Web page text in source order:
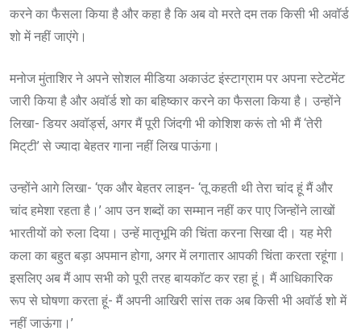
करने का फैसला किया है और कहा है कि अब वो मरते दम तक किसी भी अवॉर्ड
शो में नहीं जाएंगे।
मनोज मुंताशिर ने अपने सोशल मीडिया अकाउंट इंस्टाग्राम पर अपना स्टेटमेंट
जारी किया है और अवॉर्ड शो का बहिष्कार करने का फैसला किया है। उन्होंने
लिखा- डियर अवॉर्ड्स, अगर मैं पूरी जिंदगी भी कोशिश करूं तो भी मैं ‘तेरी
मिट्‌टी’ से ज्यादा बेहतर गाना नहीं लिख पाऊंगा।
उन्होंने आगे लिखा- ‘एक और बेहतर लाइन- ‘तू कहती थी तेरा चांद हूं मैं और
चांद हमेशा रहता है।’ आप उन शब्दों का सम्मान नहीं कर पाए जिन्होंने लाखों
भारतीयों को रुला दिया। उन्हें मातृभूमि की चिंता करना सिखा दी। यह मेरी
कला का बहुत बड़ा अपमान होगा, अगर में लगातार आपकी चिंता करता रहूंगा।
इसलिए अब मैं आप सभी को पूरी तरह बायकॉट कर रहा हूं। मैं आधिकारिक
रूप से घोषणा करता हूं- मैं अपनी आखिरी सांस तक अब किसी भी अवॉर्ड शो में
नहीं जाऊंगा।’